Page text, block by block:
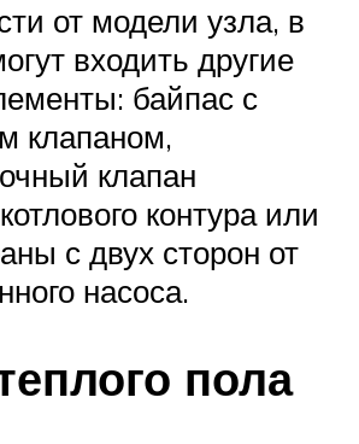
от модели узла, в
входить другие
байпас с
клапаном,
клапан
контура или
с двух сторон от
насоса.
пола